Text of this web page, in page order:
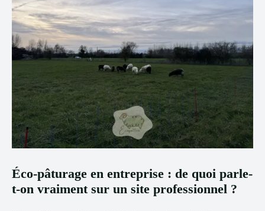
Éco-pâturage en entreprise : de quoi parle-
t-on vraiment sur un site professionnel ?